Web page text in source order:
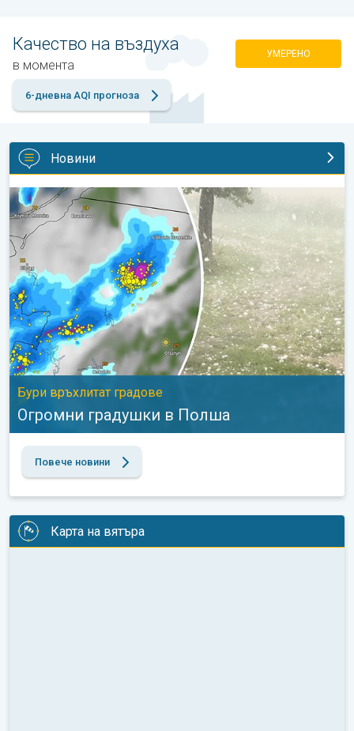
Качество на въздуха
в момента
УМЕРЕНО
6-дневна AQI прогноза
Новини
Огромни градушки в Полша. Бури връхлитат градове. . .
Бури връхлитат градове
Огромни градушки в Полша
Повече новини
Карта на вятъра